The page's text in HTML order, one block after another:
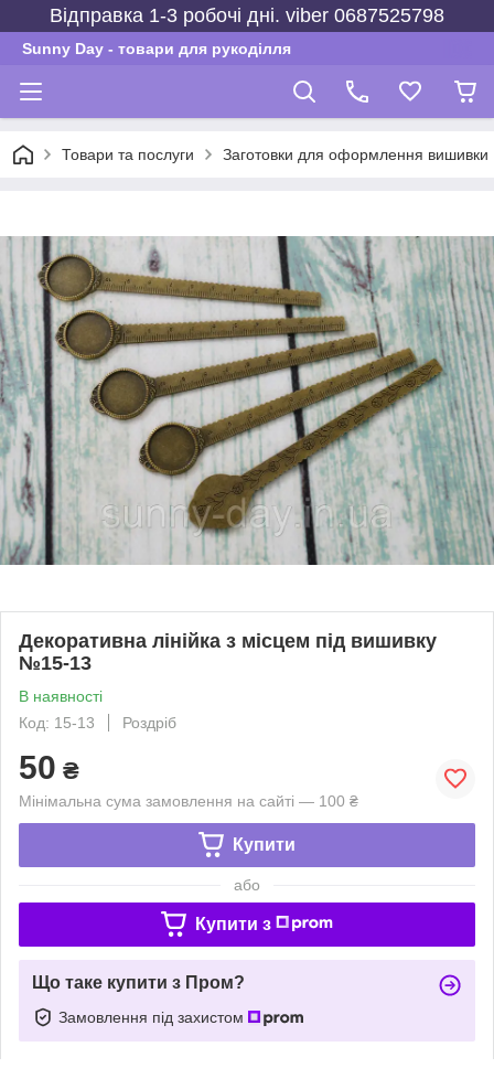
Відправка 1-3 робочі дні. viber 0687525798
Sunny Day - товари для рукоділля
Товари та послуги Заготовки для оформлення вишивки
Декоративна лінійка з місцем під вишивку
№15-13
В наявності
Код: 15-13
Роздріб
50 ₴
Мінімальна сума замовлення на сайті — 100 ₴
Купити
або
Купити з
Що таке купити з Пром?
Замовлення під захистом